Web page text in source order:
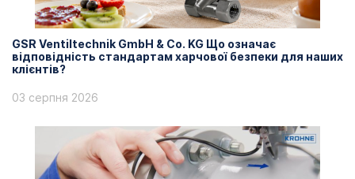
GSR Ventiltechnik GmbH & Co. KG Що означає
відповідність стандартам харчової безпеки для наших
клієнтів?
03 серпня 2026